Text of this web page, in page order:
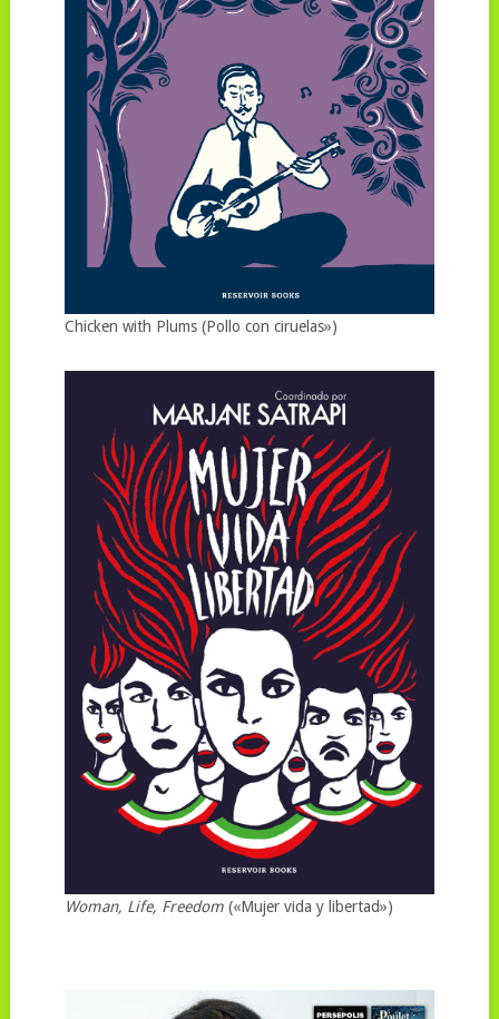
Chicken with Plums (Pollo con ciruelas»)
Woman, Life, Freedom(«Mujer vida y libertad»)